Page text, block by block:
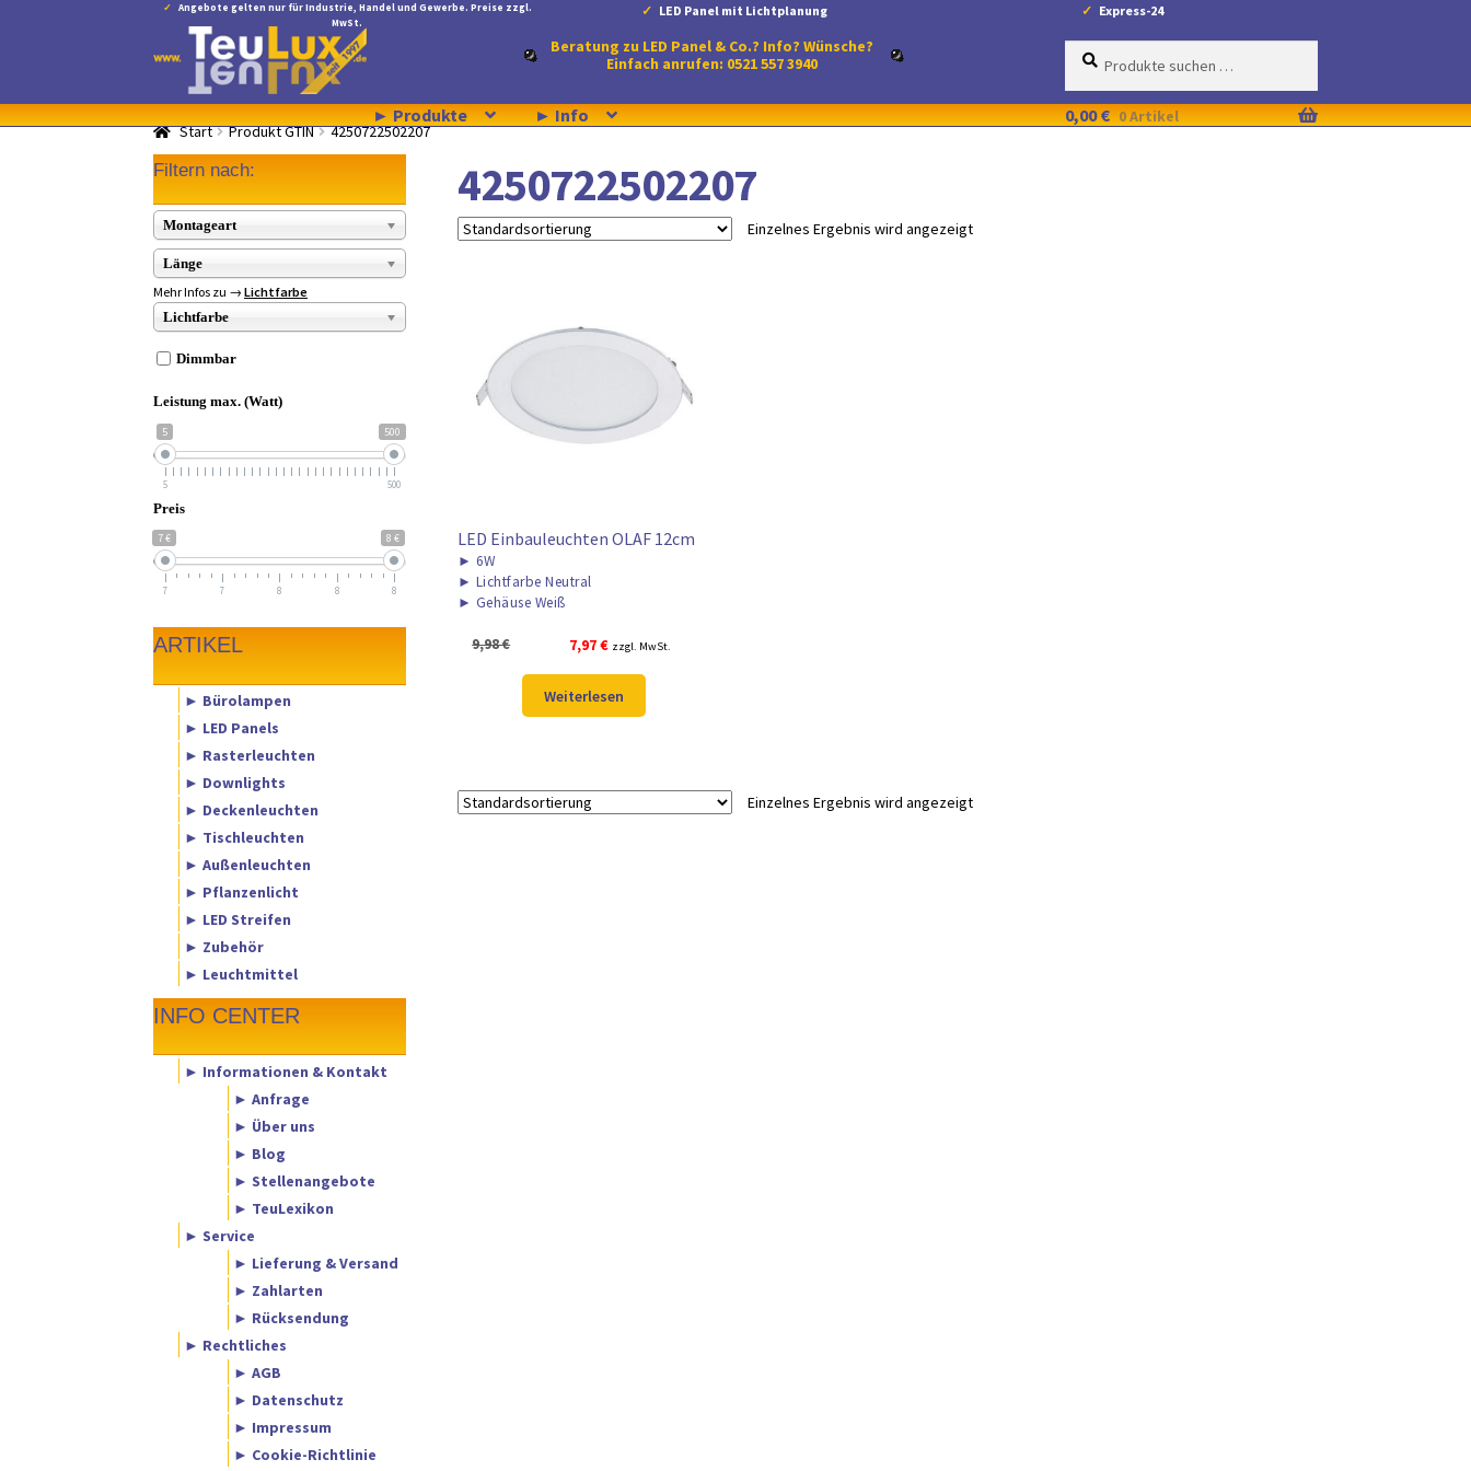
Angebote gelten nur für Industrie, Handel und Gewerbe. Preise zzgl.
MwSt.
LED Panel mit Lichtplanung Express-24
Navigation
springen
Inhalt
springen
Beratung zu LED Panel & Co.? Info? Wünsche?
Einfach anrufen: 0521 557 3940
Suche
Suchen
► Produkte ► Info 0,00€ 0 Artikel
Start Produkt GTIN 4250722502207
4250722502207
Einzelnes Ergebnis wird angezeigt
LED Einbauleuchten OLAF 12cm
► 6W
► Lichtfarbe Neutral
► Gehäuse Weiß
9,98€
Ursprünglicher
war:
9,98 €
7,97€Aktueller
ist:
7,97 €.
zzgl. MwSt.
Weiterlesen
Einzelnes Ergebnis wird angezeigt
Filtern nach:
Montageart
Länge
Mehr Infos zu →Lichtfarbe
Lichtfarbe
Dimmbar
Leistung max. (Watt)
5 500
5 500
Preis
7 € 8 €
7 7 8 8 8
ARTIKEL
► Bürolampen
► LED Panels
► Rasterleuchten
► Downlights
► Deckenleuchten
► Tischleuchten
► Außenleuchten
► Pflanzenlicht
► LED Streifen
► Zubehör
► Leuchtmittel
INFO CENTER
► Informationen & Kontakt
► Anfrage
► Über uns
► Blog
► Stellenangebote
► TeuLexikon
► Service
► Lieferung & Versand
► Zahlarten
► Rücksendung
► Rechtliches
► AGB
► Datenschutz
► Impressum
► Cookie-Richtlinie